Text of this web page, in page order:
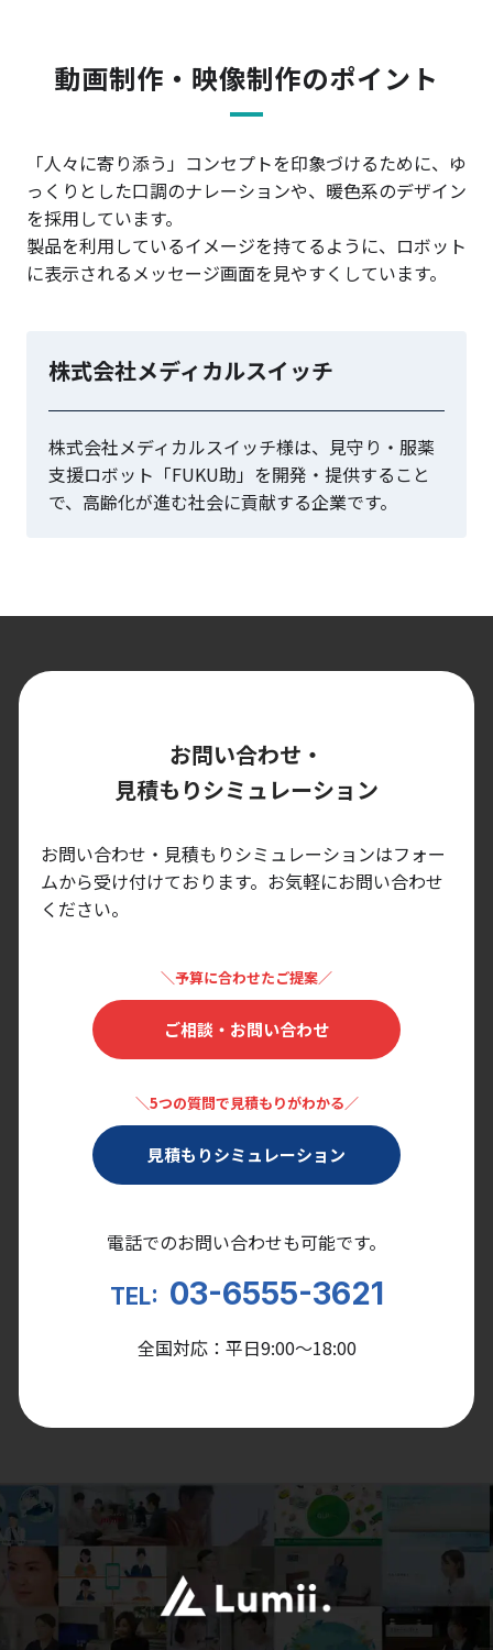
動画制作・映像制作のポイント
「人々に寄り添う」コンセプトを印象づけるために、ゆ
っくりとした口調のナレーションや、暖色系のデザイン
を採用しています。
製品を利用しているイメージを持てるように、ロボット
に表示されるメッセージ画面を見やすくしています。
株式会社メディカルスイッチ
株式会社メディカルスイッチ様は、見守り・服薬
支援ロボット「FUKU助」を開発・提供すること
で、高齢化が進む社会に貢献する企業です。
お問い合わせ・
見積もりシミュレーション
お問い合わせ・見積もりシミュレーションはフォー
ムから受け付けております。 お気軽にお問い合わせ
ください。
＼予算に合わせたご提案／
ご相談・お問い合わせ
＼5つの質問で見積もりがわかる／
見積もりシミュレーション
電話でのお問い合わせも可能です。
TEL: 03-6555-3621
全国対応：平日9:00〜18:00